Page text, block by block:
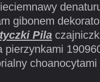
gibonem
Pila
pierzynkami